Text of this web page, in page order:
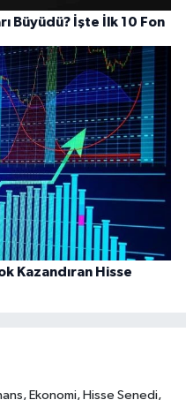
Büyüdü? İşte İlk 10 Fon
Kazandıran Hisse
Ekonomi, Hisse Senedi,